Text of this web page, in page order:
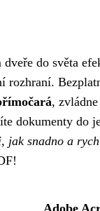
do světa
,
dokumenty do
jak snadno a
Adobe